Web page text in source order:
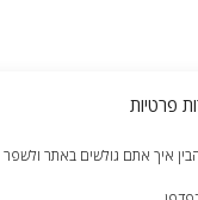
פרטיות
איך אתם גולשים באתר